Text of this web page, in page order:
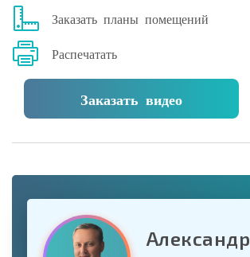
Заказать планы помещений
Распечатать
Заказать видео
Александр